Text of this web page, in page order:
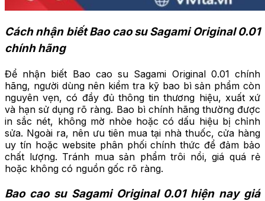
Cách nhận biết Bao cao su Sagami Original 0.01
chính hãng
Để nhận biết Bao cao su Sagami Original 0.01 chính
hãng, người dùng nên kiểm tra kỹ bao bì sản phẩm còn
nguyên vẹn, có đầy đủ thông tin thương hiệu, xuất xứ
và hạn sử dụng rõ ràng. Bao bì chính hãng thường được
in sắc nét, không mờ nhòe hoặc có dấu hiệu bị chỉnh
sửa. Ngoài ra, nên ưu tiên mua tại nhà thuốc, cửa hàng
uy tín hoặc website phân phối chính thức để đảm bảo
chất lượng. Tránh mua sản phẩm trôi nổi, giá quá rẻ
hoặc không có nguồn gốc rõ ràng.
Bao cao su Sagami Original 0.01 hiện nay giá